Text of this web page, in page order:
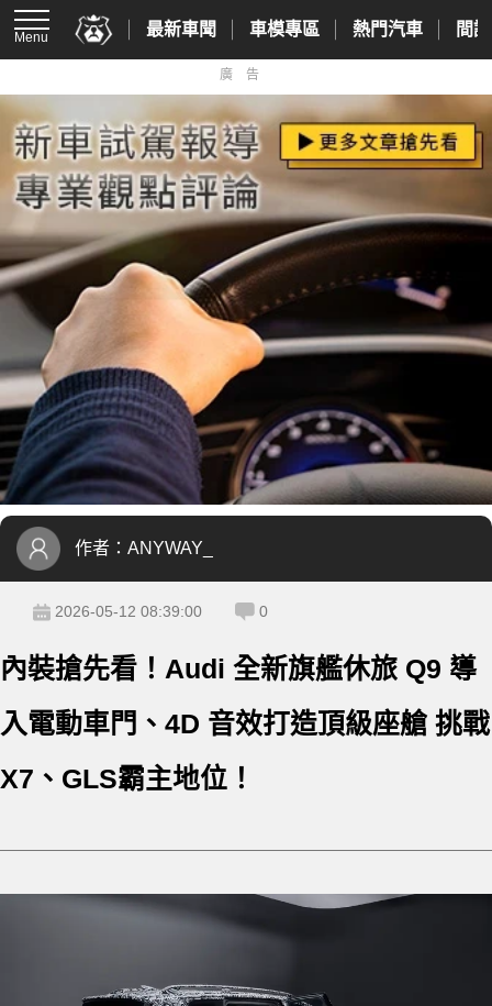
Menu 最新車聞 車模專區 熱門汽車 間
廣告
作者： ANYWAY_
2026-05-12 08:39:00 0
內裝搶先看！Audi 全新旗艦休旅 Q9 導
入電動車門、4D 音效打造頂級座艙 挑戰
X7、GLS霸主地位！